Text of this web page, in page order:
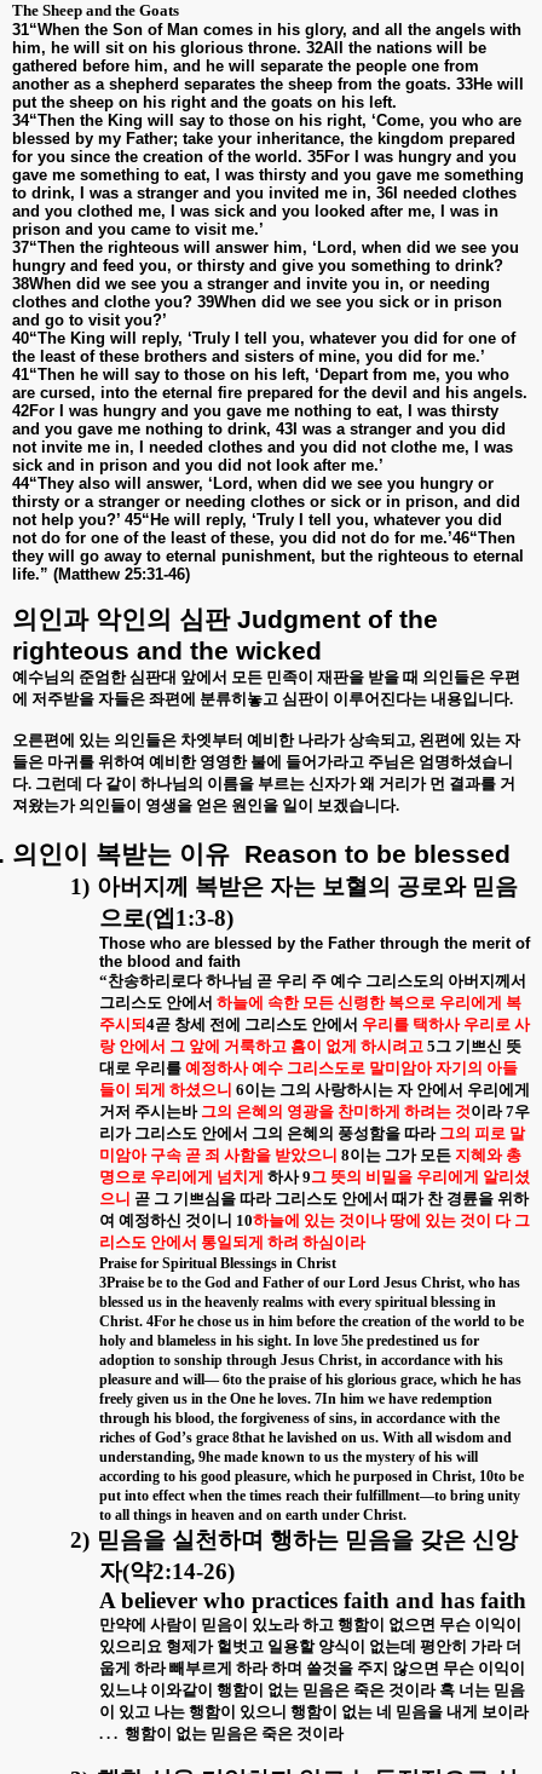
The Sheep and the Goats
31“When the Son of Man comes in his glory, and all the angels with
him, he will sit on his glorious throne. 32All the nations will be
gathered before him, and he will separate the people one from
another as a shepherd separates the sheep from the goats. 33He will
put the sheep on his right and the goats on his left.
34“Then the King will say to those on his right, ‘Come, you who are
blessed by my Father; take your inheritance, the kingdom prepared
for you since the creation of the world. 35For I was hungry and you
gave me something to eat, I was thirsty and you gave me something
to drink, I was a stranger and you invited me in, 36I needed clothes
and you clothed me, I was sick and you looked after me, I was in
prison and you came to visit me.’
37“Then the righteous will answer him, ‘Lord, when did we see you
hungry and feed you, or thirsty and give you something to drink?
38When did we see you a stranger and invite you in, or needing
clothes and clothe you? 39When did we see you sick or in prison
and go to visit you?’
40“The King will reply, ‘Truly I tell you, whatever you did for one of
the least of these brothers and sisters of mine, you did for me.’
41“Then he will say to those on his left, ‘Depart from me, you who
are cursed, into the eternal fire prepared for the devil and his angels.
42For I was hungry and you gave me nothing to eat, I was thirsty
and you gave me nothing to drink, 43I was a stranger and you did
not invite me in, I needed clothes and you did not clothe me, I was
sick and in prison and you did not look after me.’
44“They also will answer, ‘Lord, when did we see you hungry or
thirsty or a stranger or needing clothes or sick or in prison, and did
not help you?’ 45“He will reply, ‘Truly I tell you, whatever you did
not do for one of the least of these, you did not do for me.’46“Then
they will go away to eternal punishment, but the righteous to eternal
life.” (Matthew 25:31-46)
의인과 악인의 심판 Judgment of the
righteous and the wicked
예수님의 준엄한 심판대 앞에서 모든 민족이 재판을 받을 때 의인들은 우편
에 저주받을 자들은 좌편에 분류히놓고 심판이 이루어진다는 내용입니다.
오른편에 있는 의인들은 차엣부터 예비한 나라가 상속되고, 왼편에 있는 자
들은 마귀를 위하여 예비한 영영한 불에 들어가라고 주님은 엄명하셨습니
다. 그런데 다 같이 하나님의 이름을 부르는 신자가 왜 거리가 먼 결과를 거
져왔는가 의인들이 영생을 얻은 원인을 일이 보겠습니다.
의인이 복받는 이유 Reason to be blessed
1) 아버지께 복받은 자는 보혈의 공로와 믿음
으로(엡 1:3-8)
Those who are blessed by the Father through the merit of
the blood and faith
“찬송하리로다 하나님 곧 우리 주 예수 그리스도의 아버지께서
그리스도 안에서 하늘에 속한 모든 신령한 복으로 우리에게 복
주시되 4곧 창세 전에 그리스도 안에서 우리를 택하사 우리로 사
랑 안에서 그 앞에 거룩하고 흠이 없게 하시려고 5그 기쁘신 뜻
대로 우리를 예정하사 예수 그리스도로 말미암아 자기의 아들
들이 되게 하셨으니 6이는 그의 사랑하시는 자 안에서 우리에게
거저 주시는바 그의 은혜의 영광을 찬미하게 하려는 것이라7우
리가 그리스도 안에서 그의 은혜의 풍성함을 따라 그의 피로 말
미암아 구속 곧 죄 사함을 받았으니 8이는 그가 모든 지혜와 총
명으로 우리에게 넘치게 하사9그 뜻의 비밀을 우리에게 알리셨
으니 곧 그 기쁘심을 따라 그리스도 안에서 때가 찬 경륜을 위하
여 예정하신 것이니 10하늘에 있는 것이나 땅에 있는 것이 다 그
리스도 안에서 통일되게 하려 하심이라
Praise for Spiritual Blessings in Christ
3Praise be to the God and Father of our Lord Jesus Christ, who has
blessed us in the heavenly realms with every spiritual blessing in
Christ. 4For he chose us in him before the creation of the world to be
holy and blameless in his sight. In love 5he predestined us for
adoption to sonship through Jesus Christ, in accordance with his
pleasure and will— 6to the praise of his glorious grace, which he has
freely given us in the One he loves. 7In him we have redemption
through his blood, the forgiveness of sins, in accordance with the
riches of God’s grace 8that he lavished on us. With all wisdom and
understanding, 9he made known to us the mystery of his will
according to his good pleasure, which he purposed in Christ, 10to be
put into effect when the times reach their fulfillment—to bring unity
to all things in heaven and on earth under Christ.
2) 믿음을 실천하며 행하는 믿음을 갖은 신앙
자(약2:14-26)
A believer who practices faith and has faith
만약에 사람이 믿음이 있노라 하고 행함이 없으면 무슨 이익이
있으리요 형제가 헐벗고 일용할 양식이 없는데 평안히 가라 더
웁게 하라 빼부르게 하라 하며 쓸것을 주지 않으면 무슨 이익이
있느냐 이와같이 행함이 없는 믿음은 죽은 것이라 혹 너는 믿음
이 있고 나는 행함이 있으니 행함이 없는 네 믿음을 내게 보이라
. . . 행함이 없는 믿음은 죽은 것이라